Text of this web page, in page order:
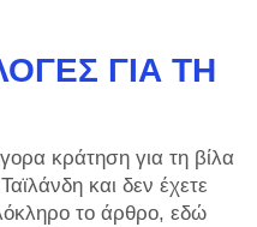
ΓΙΑ ΤΗ
κράτηση για τη βίλα
και δεν έχετε
το άρθρο, εδώ